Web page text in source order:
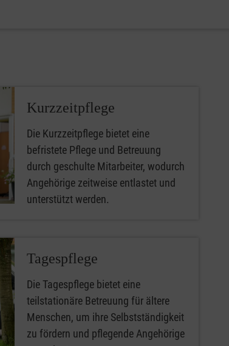
Kurzzeitpflege
Die Kurzzeitpflege bietet eine
befristete Pflege und Betreuung
durch geschulte Mitarbeiter, wodurch
Angehörige zeitweise entlastet und
unterstützt werden.
Tagespflege
Die Tagespflege bietet eine
teilstationäre Betreuung für ältere
Menschen, um ihre Selbstständigkeit
zu fördern und pflegende Angehörige